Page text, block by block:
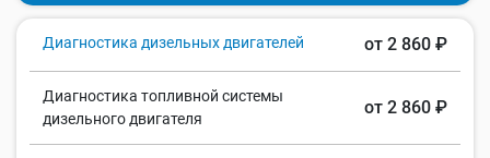
Диагностика дизельных двигателей от 2 860 ₽
Диагностика топливной системы
дизельного двигателя
от 2 860 ₽